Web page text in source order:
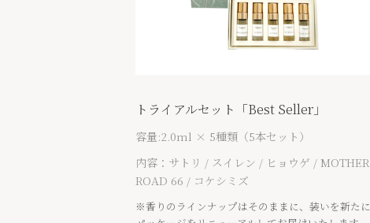
トライアルセット「Best Seller」
容量:2.0ml × 5種類（5本セット）
内容：サトリ / スイレン / ヒョウゲ / MOTHER
ROAD 66 / コケシミズ
※香りのラインナップはそのままに、装いを新たに